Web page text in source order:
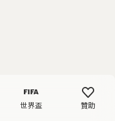
世界盃 贊助